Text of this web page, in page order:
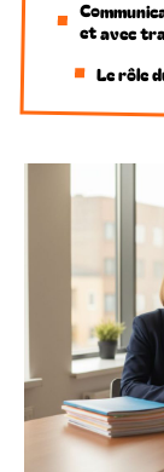
et avec
Le rôle